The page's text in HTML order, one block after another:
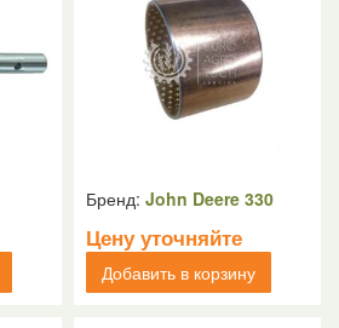
Бренд: John Deere 330
Цену уточняйте
Добавить в корзину